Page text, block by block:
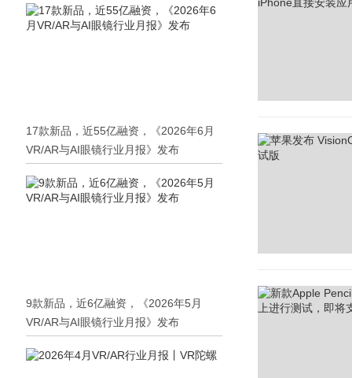
17款新品，近55亿融资，《2026年6月
VR/AR与AI眼镜行业月报》发布
9款新品，近6亿融资，《2026年5月
VR/AR与AI眼镜行业月报》发布